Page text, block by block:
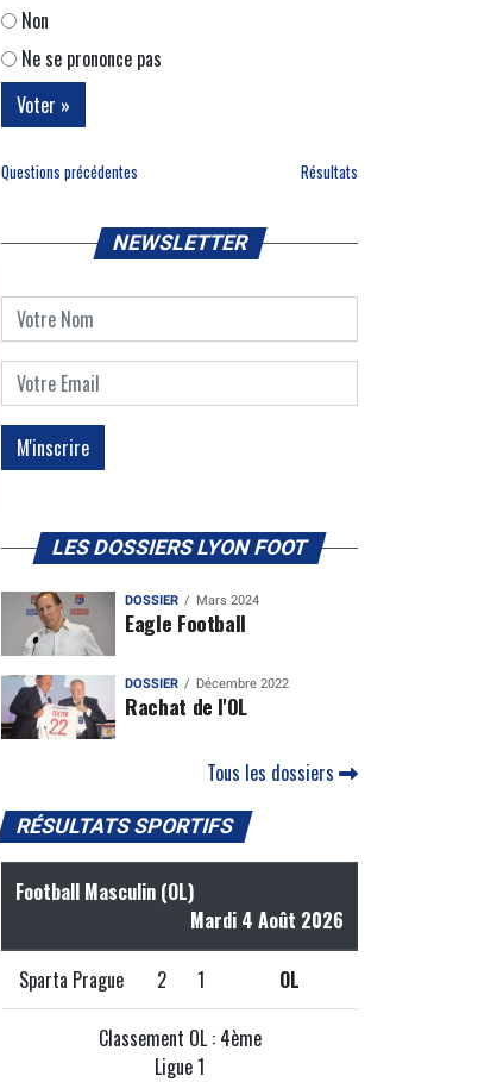
Non
Ne se prononce pas
Questions précédentes Résultats
NEWSLETTER
LES DOSSIERS LYON FOOT
DOSSIER Mars 2024
Eagle Football
DOSSIER Décembre 2022
Rachat de l'OL
Tous les dossiers
RÉSULTATS SPORTIFS
Football Masculin (OL)
Mardi 4 Août 2026
Sparta Prague 2 1 OL
Classement OL : 4ème
Ligue 1